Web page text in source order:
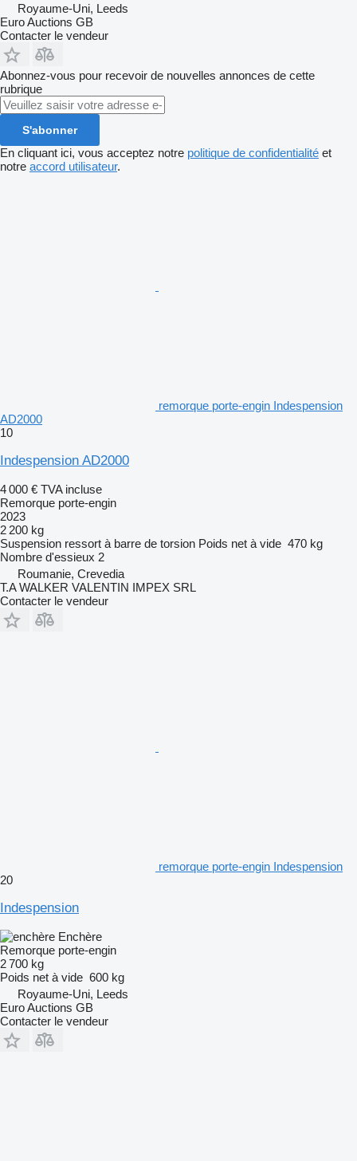
Royaume-Uni, Leeds
Euro Auctions GB
Contacter le vendeur
Abonnez-vous pour recevoir de nouvelles annonces de cette
rubrique
S'abonner
En cliquant ici, vous acceptez notre politique de confidentialité et
notre accord utilisateur.
remorque porte-engin Indespension
AD2000
10
Indespension AD2000
4 000 € TVA incluse
Remorque porte-engin
2023
2 200 kg
Suspension ressort à barre de torsion Poids net à vide 470 kg
Nombre d'essieux 2
Roumanie, Crevedia
T.A WALKER VALENTIN IMPEX SRL
Contacter le vendeur
remorque porte-engin Indespension
20
Indespension
Enchère
Remorque porte-engin
2 700 kg
Poids net à vide 600 kg
Royaume-Uni, Leeds
Euro Auctions GB
Contacter le vendeur